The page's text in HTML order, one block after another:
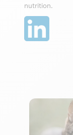
nutrition.